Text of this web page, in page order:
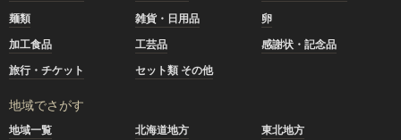
麺類
雑貨・日用品
卵
加工食品
工芸品
感謝状・記念品
旅行・チケット
セット類 その他
地域でさがす
地域一覧 北海道地方
東北地方